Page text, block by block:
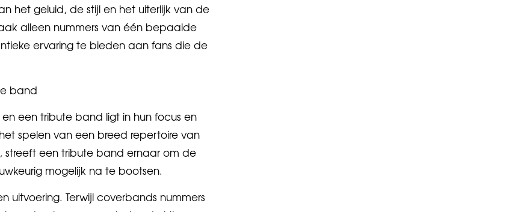
het geluid, de stijl en het uiterlijk van de
alleen nummers van één bepaalde
ervaring te bieden aan fans die de
band
een tribute band ligt in hun focus en
spelen van een breed repertoire van
streeft een tribute band ernaar om de
mogelijk na te bootsen.
uitvoering. Terwijl coverbands nummers